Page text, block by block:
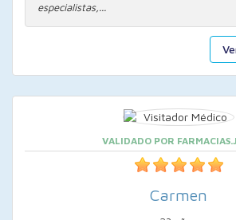
especialistas,...
VALIDADO POR
Carmen